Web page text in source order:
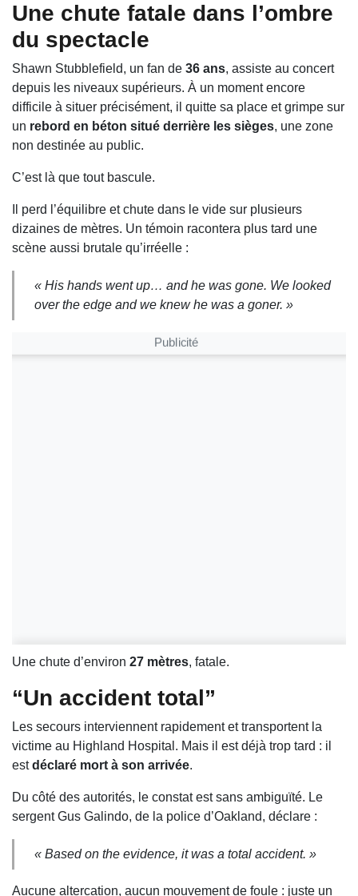
Une chute fatale dans l’ombre
du spectacle
Shawn Stubblefield, un fan de 36 ans, assiste au concert
depuis les niveaux supérieurs. À un moment encore
difficile à situer précisément, il quitte sa place et grimpe sur
un rebord en béton situé derrière les sièges, une zone
non destinée au public.
C’est là que tout bascule.
Il perd l’équilibre et chute dans le vide sur plusieurs
dizaines de mètres. Un témoin racontera plus tard une
scène aussi brutale qu’irréelle :
« His hands went up… and he was gone. We looked
over the edge and we knew he was a goner. »
Publicité
Une chute d’environ 27 mètres, fatale.
“Un accident total”
Les secours interviennent rapidement et transportent la
victime au Highland Hospital. Mais il est déjà trop tard : il
estdéclaré mort à son arrivée.
Du côté des autorités, le constat est sans ambiguïté. Le
sergent Gus Galindo, de la police d’Oakland, déclare :
« Based on the evidence, it was a total accident. »
Aucune altercation, aucun mouvement de foule : juste un